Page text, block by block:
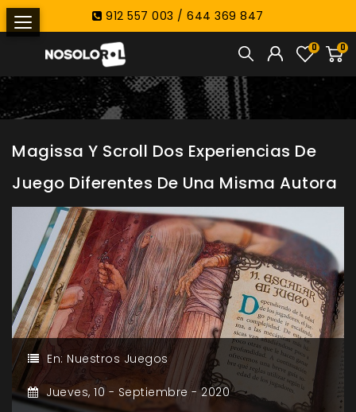
912 557 003 / 644 369 847
0
0
Magissa Y Scroll Dos Experiencias De
Juego Diferentes De Una Misma Autora
En: Nuestros Juegos
Jueves, 10 - Septiembre -2020